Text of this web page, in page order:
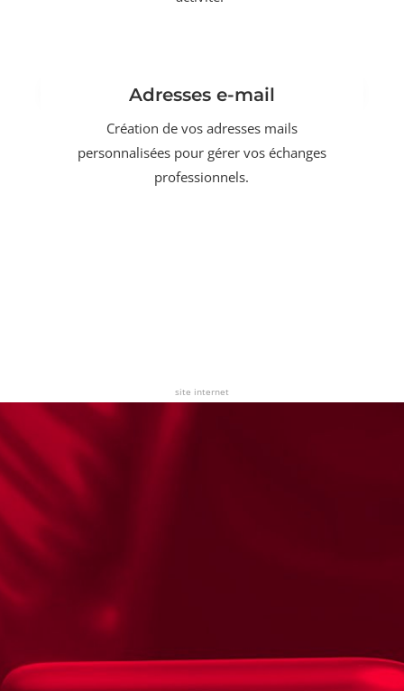
Adresses e-mail
Création de vos adresses mails
personnalisées pour gérer vos échanges
professionnels.
site internet